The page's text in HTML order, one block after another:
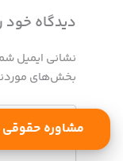
دیدگاه‌ خود
نشانی ایمیل
بخش‌های
اینجا
بنویسید…
مشاوره حقوقی